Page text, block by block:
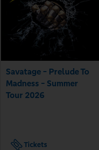
Savatage - Prelude To
Madness - Summer
Tour 2026
Tickets